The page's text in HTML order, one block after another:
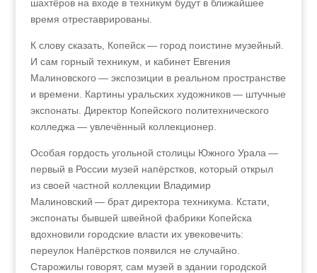
шахтёров на входе в техникум будут в ближайшее
время отреставрированы.
К слову сказать, Копейск — город поистине музейный.
И сам горный техникум, и кабинет Евгения
Малиновского — экспозиции в реальном пространстве
и времени. Картины уральских художников — штучные
экспонаты. Директор Копейского политехнического
колледжа — увлечённый коллекционер.
Особая гордость угольной столицы Южного Урала —
первый в России музей напёрстков, который открыл
из своей частной коллекции Владимир
Малиновский — брат директора техникума. Кстати,
экспонаты бывшей швейной фабрики Копейска
вдохновили городские власти их увековечить:
переулок Напёрстков появился не случайно.
Старожилы говорят, сам музей в здании городской